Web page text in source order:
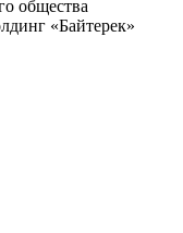
общества
«Байтерек»